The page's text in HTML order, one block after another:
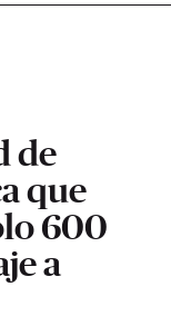
de
que
600
a